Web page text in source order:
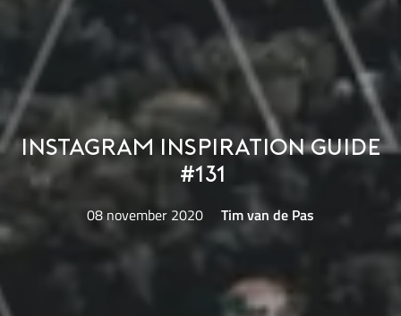
Instagram Inspiration Guide
#131
08 november 2020 Tim van de Pas